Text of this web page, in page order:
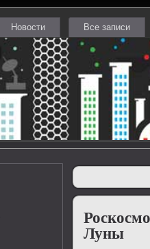
Новости Все записи
Луны